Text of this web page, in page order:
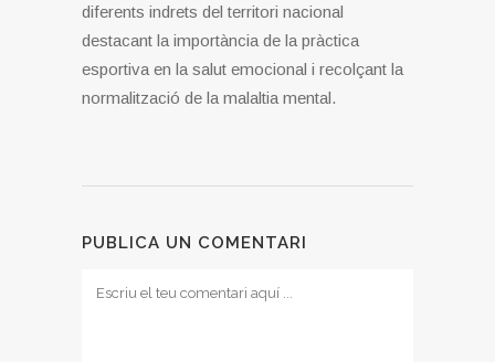
diferents indrets del territori nacional
destacant la importància de la pràctica
esportiva en la salut emocional i recolçant la
normalització de la malaltia mental.
PUBLICA UN COMENTARI